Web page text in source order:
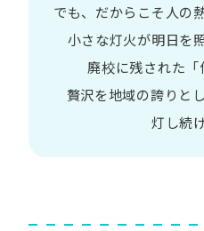
でも、​だから​こそ 人の​
小さな​灯火が​明日を​
廃校に​残された​
贅沢を地域の​誇りと​
灯し続